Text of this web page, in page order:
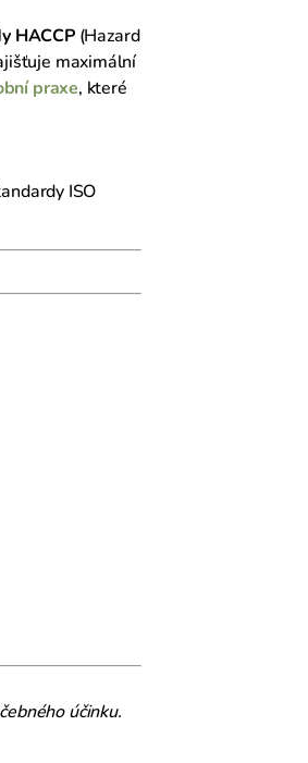
HACCP(Hazard
maximální
praxe, které
ISO
účinku.